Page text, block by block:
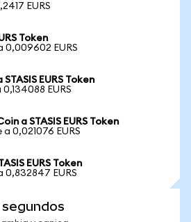
EURS
Token
0,009602 EURS
EURS Token
EURS
a STASIS EURS Token
a 0,021076 EURS
EURS Token
0,832847 EURS
segundos